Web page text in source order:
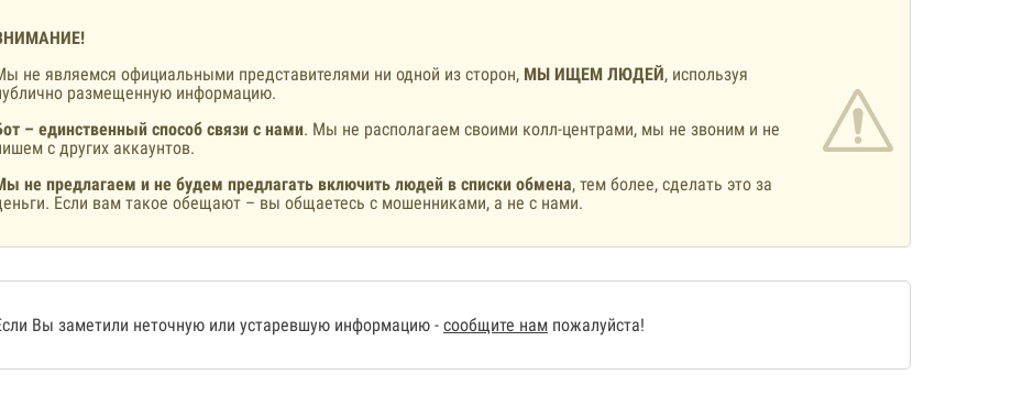
не являемся официальными представителями ни одной из сторон, МЫ ИЩЕМ ЛЮДЕЙ, используя
размещенную информацию.
– единственный способ связи с нами. Мы не располагаем своими колл-центрами, мы не звоним и не
с других аккаунтов.
не предлагаем и не будем предлагать включить людей в списки обмена, тем более, сделать это за
Если вам такое обещают – вы общаетесь с мошенниками, а не с нами.
Вы заметили неточную или устаревшую информацию - сообщите нам пожалуйста!